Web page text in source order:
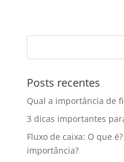
Posts recentes
Qual a importância de
3 dicas importantes
Fluxo de caixa: O que
importância?